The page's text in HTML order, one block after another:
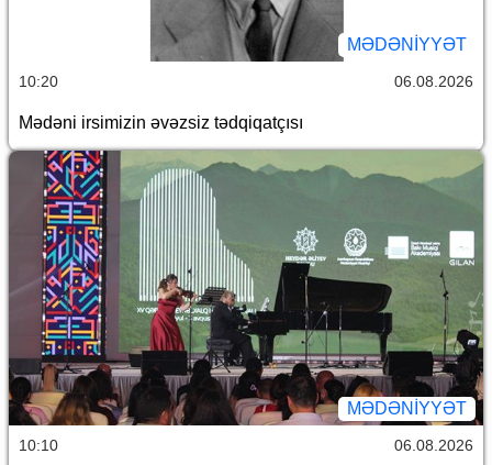
MƏDƏNIYYƏT
10:20 06.08.2026
Mədəni irsimizin əvəzsiz tədqiqatçısı
MƏDƏNIYYƏT
10:10 06.08.2026